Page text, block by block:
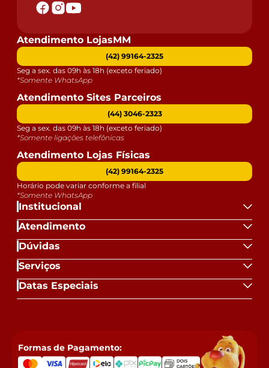
Institucional
Atendimento
Dúvidas
Serviços
Datas Especiais
Atendimento LojasMM
(42) 99164-2325
Seg a sex. das 09h às 18h (exceto feriado)
*Somente WhatsApp
Atendimento Sites Parceiros
(44) 3046-2323
Seg a sex. das 09h às 18h (exceto feriado)
*Somente ligações telefônicas
Atendimento Lojas Físicas
(42) 99164-2325
Horário pode variar conforme a filial
*Somente WhatsApp
Formas de Pagamento: